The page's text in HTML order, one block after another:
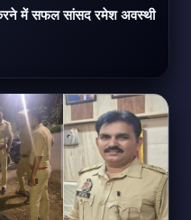
में सफल सांसद रमेश अवस्थी